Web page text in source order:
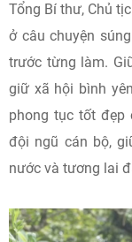
Tổng Bí thư, Chủ
ở câu chuyện
trước từng làm.
giữ xã hội bình
phong tục tốt đẹp
đội ngũ cán bộ,
nước và tương lai